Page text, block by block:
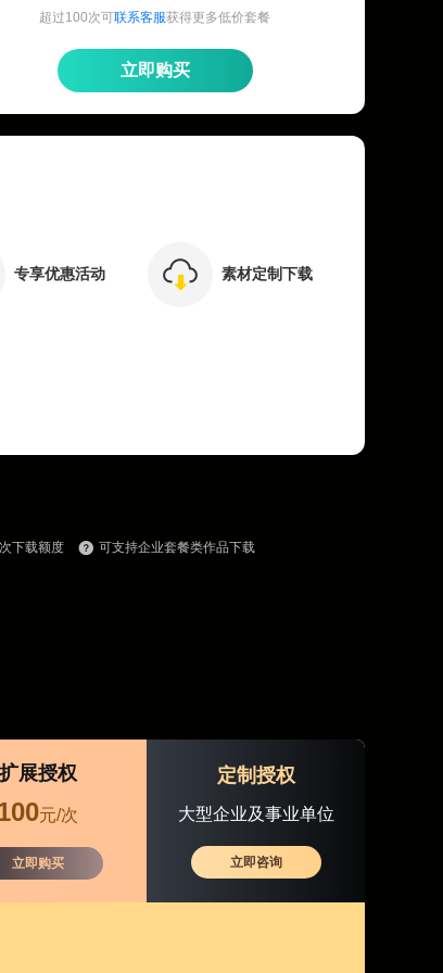
超过100次可联系客服获得更多低价套餐
立即购买
专享优惠活动 素材定制下载
下载额度 可支持企业套餐类作品下载
扩展授权
元/次
立即购买
定制授权
大型企业及事业单位
立即咨询